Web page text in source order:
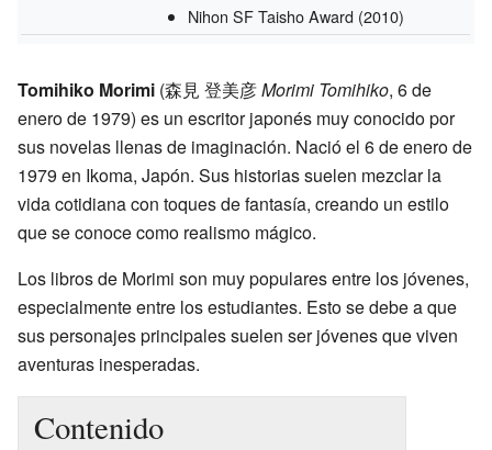
Nihon SF Taisho Award (2010)
Tomihiko Morimi (森見 登美彦Morimi Tomihiko, 6 de
enero de 1979) es un escritor japonés muy conocido por
sus novelas llenas de imaginación. Nació el 6 de enero de
1979 en Ikoma, Japón. Sus historias suelen mezclar la
vida cotidiana con toques de fantasía, creando un estilo
que se conoce como realismo mágico.
Los libros de Morimi son muy populares entre los jóvenes,
especialmente entre los estudiantes. Esto se debe a que
sus personajes principales suelen ser jóvenes que viven
aventuras inesperadas.
Contenido